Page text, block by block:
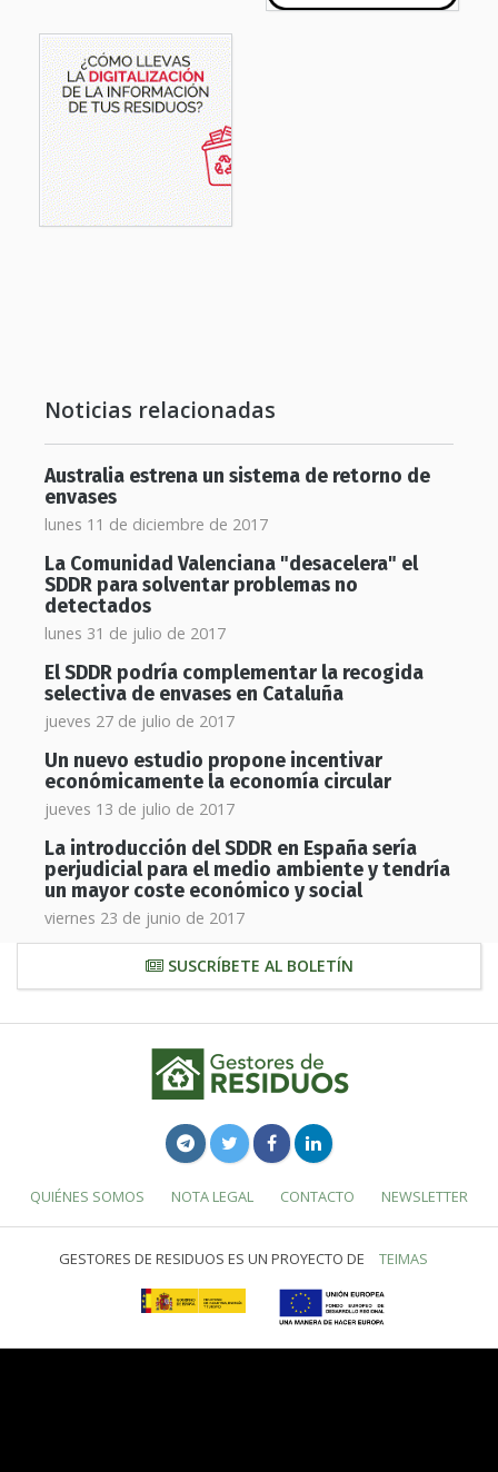
Noticias relacionadas
Australia estrena un sistema de retorno de
envases
lunes 11 de diciembre de 2017
La Comunidad Valenciana "desacelera" el
SDDR para solventar problemas no
detectados
lunes 31 de julio de 2017
El SDDR podría complementar la recogida
selectiva de envases en Cataluña
jueves 27 de julio de 2017
Un nuevo estudio propone incentivar
económicamente la economía circular
jueves 13 de julio de 2017
La introducción del SDDR en España sería
perjudicial para el medio ambiente y tendría
un mayor coste económico y social
viernes 23 de junio de 2017
SUSCRÍBETE AL BOLETÍN
QUIÉNES SOMOS NOTA LEGAL CONTACTO NEWSLETTER
GESTORES DE RESIDUOS ES UN PROYECTO DE TEIMAS